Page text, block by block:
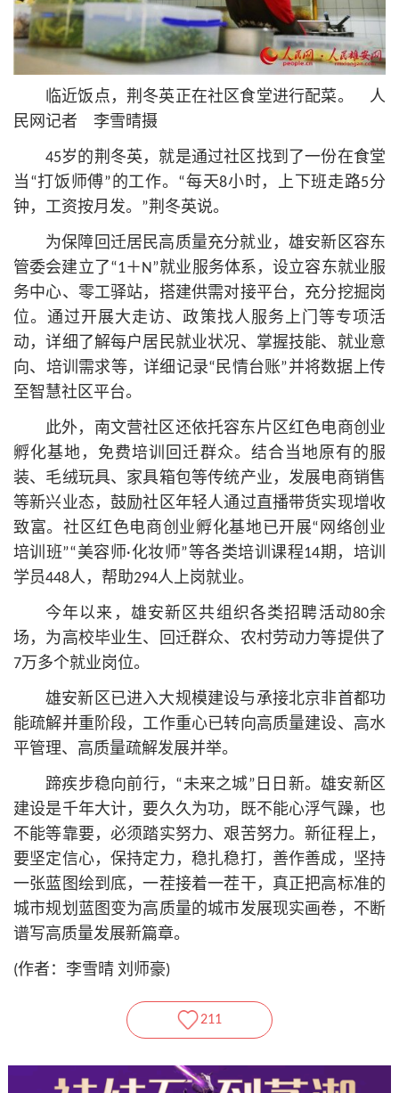
临近饭点，荆冬英正在社区食堂进行配菜。 人
民网记者 李雪晴摄
45岁的荆冬英，就是通过社区找到了一份在食堂
当“打饭师傅”的工作。“每天8小时，上下班走路5分
钟，工资按月发。”荆冬英说。
为保障回迁居民高质量充分就业，雄安新区容东
管委会建立了“1＋N”就业服务体系，设立容东就业服
务中心、零工驿站，搭建供需对接平台，充分挖掘岗
位。通过开展大走访、政策找人服务上门等专项活
动，详细了解每户居民就业状况、掌握技能、就业意
向、培训需求等，详细记录“民情台账”并将数据上传
至智慧社区平台。
此外，南文营社区还依托容东片区红色电商创业
孵化基地，免费培训回迁群众。结合当地原有的服
装、毛绒玩具、家具箱包等传统产业，发展电商销售
等新兴业态，鼓励社区年轻人通过直播带货实现增收
致富。社区红色电商创业孵化基地已开展“网络创业
培训班”“美容师·化妆师”等各类培训课程14期，培训
学员448人，帮助294人上岗就业。
今年以来，雄安新区共组织各类招聘活动80余
场，为高校毕业生、回迁群众、农村劳动力等提供了
7万多个就业岗位。
雄安新区已进入大规模建设与承接北京非首都功
能疏解并重阶段，工作重心已转向高质量建设、高水
平管理、高质量疏解发展并举。
蹄疾步稳向前行，“未来之城”日日新。雄安新区
建设是千年大计，要久久为功，既不能心浮气躁，也
不能等靠要，必须踏实努力、艰苦努力。新征程上，
要坚定信心，保持定力，稳扎稳打，善作善成，坚持
一张蓝图绘到底，一茬接着一茬干，真正把高标准的
城市规划蓝图变为高质量的城市发展现实画卷，不断
谱写高质量发展新篇章。
(作者：李雪晴 刘师豪)
211